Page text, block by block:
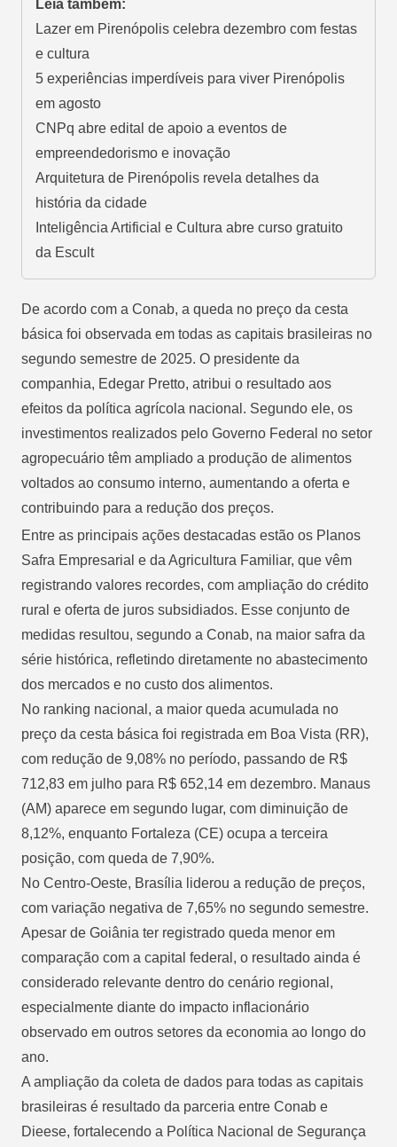
Leia também:
Lazer em Pirenópolis celebra dezembro com festas
e cultura
5 experiências imperdíveis para viver Pirenópolis
em agosto
CNPq abre edital de apoio a eventos de
empreendedorismo e inovação
Arquitetura de Pirenópolis revela detalhes da
história da cidade
Inteligência Artificial e Cultura abre curso gratuito
da Escult
De acordo com a Conab, a queda no preço da cesta
básica foi observada em todas as capitais brasileiras no
segundo semestre de 2025. O presidente da
companhia, Edegar Pretto, atribui o resultado aos
efeitos da política agrícola nacional. Segundo ele, os
investimentos realizados pelo Governo Federal no setor
agropecuário têm ampliado a produção de alimentos
voltados ao consumo interno, aumentando a oferta e
contribuindo para a redução dos preços.
Entre as principais ações destacadas estão os Planos
Safra Empresarial e da Agricultura Familiar, que vêm
registrando valores recordes, com ampliação do crédito
rural e oferta de juros subsidiados. Esse conjunto de
medidas resultou, segundo a Conab, na maior safra da
série histórica, refletindo diretamente no abastecimento
dos mercados e no custo dos alimentos.
No ranking nacional, a maior queda acumulada no
preço da cesta básica foi registrada em Boa Vista (RR),
com redução de 9,08% no período, passando de R$
712,83 em julho para R$ 652,14 em dezembro. Manaus
(AM) aparece em segundo lugar, com diminuição de
8,12%, enquanto Fortaleza (CE) ocupa a terceira
posição, com queda de 7,90%.
No Centro-Oeste, Brasília liderou a redução de preços,
com variação negativa de 7,65% no segundo semestre.
Apesar de Goiânia ter registrado queda menor em
comparação com a capital federal, o resultado ainda é
considerado relevante dentro do cenário regional,
especialmente diante do impacto inflacionário
observado em outros setores da economia ao longo do
ano.
A ampliação da coleta de dados para todas as capitais
brasileiras é resultado da parceria entre Conab e
Dieese, fortalecendo a Política Nacional de Segurança